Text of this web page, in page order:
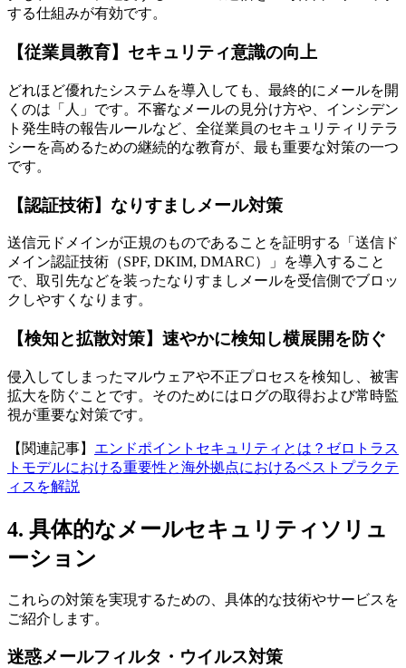
する仕組みが有効です。
【従業員教育】セキュリティ意識の向上
どれほど優れたシステムを導入しても、最終的にメールを開
くのは「人」です。不審なメールの見分け方や、インシデン
ト発生時の報告ルールなど、全従業員のセキュリティリテラ
シーを高めるための継続的な教育が、最も重要な対策の一つ
です。
【認証技術】なりすましメール対策
送信元ドメインが正規のものであることを証明する「送信ド
メイン認証技術（SPF, DKIM, DMARC）」を導入すること
で、取引先などを装ったなりすましメールを受信側でブロッ
クしやすくなります。
【検知と拡散対策】速やかに検知し横展開を防ぐ
侵入してしまったマルウェアや不正プロセスを検知し、被害
拡大を防ぐことです。そのためにはログの取得および常時監
視が重要な対策です。
【関連記事】 エンドポイントセキュリティとは？ゼロトラス
トモデルにおける重要性と海外拠点におけるベストプラクテ
ィスを解説
4. 具体的なメールセキュリティソリュ
ーション
これらの対策を実現するための、具体的な技術やサービスを
ご紹介します。
迷惑メールフィルタ・ウイルス対策